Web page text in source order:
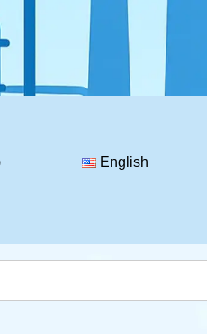
English